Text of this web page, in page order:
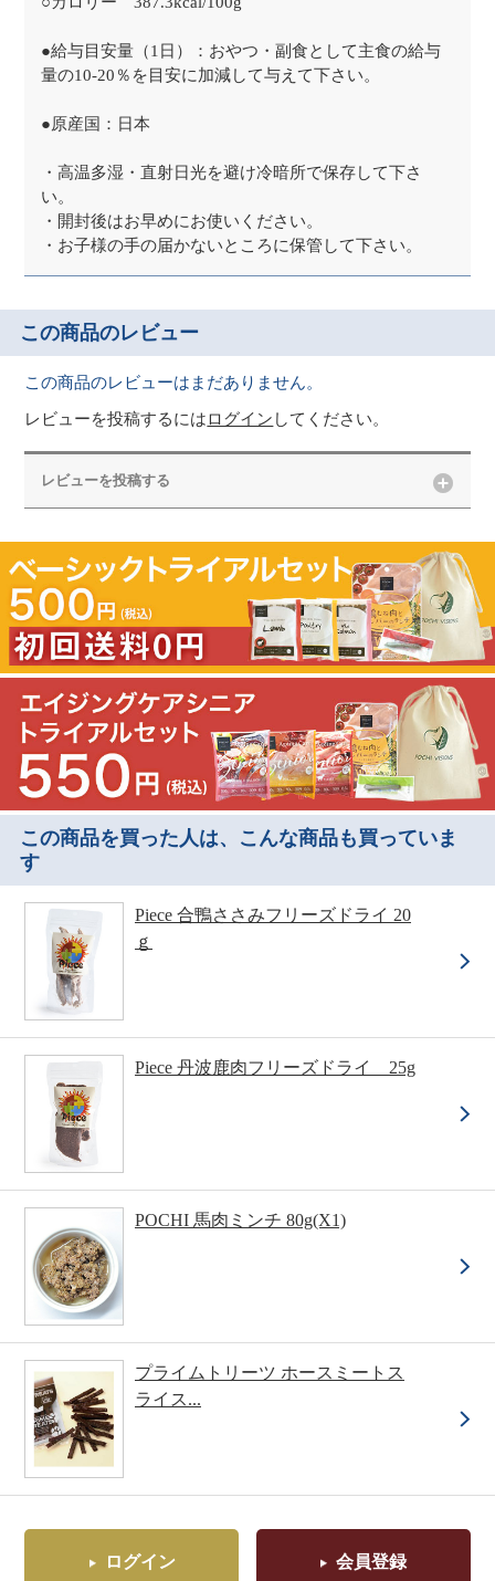
●給与目安量（1日）：おやつ・副食として主食の給与
量の10-20％を目安に加減して与えて下さい。
●原産国：日本
・高温多湿・直射日光を避け冷暗所で保存して下さ
い。
・開封後はお早めにお使いください。
・お子様の手の届かないところに保管して下さい。
この商品のレビュー
この商品のレビューはまだありません。
レビューを投稿するにはログイン してください。
レビューを投稿する
この商品を買った人は、こんな商品も買っていま
す
Piece 合鴨ささみフリーズドライ 20
ｇ
Piece 丹波鹿肉フリーズドライ 25g
POCHI 馬肉ミンチ 80g(X1)
プライムトリーツ ホースミートス
ライス...
ログイン 会員登録